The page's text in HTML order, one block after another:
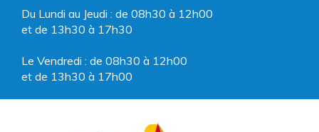
Du Lundi au Jeudi : de 08h30 à 12h00
et de 13h30 à 17h30
Le Vendredi : de 08h30 à 12h00
et de 13h30 à 17h00